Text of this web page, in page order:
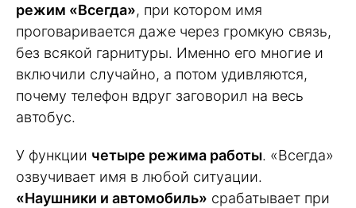
режим «Всегда», при котором имя
проговаривается даже через громкую связь,
без всякой гарнитуры. Именно его многие и
включили случайно, а потом удивляются,
почему телефон вдруг заговорил на весь
автобус.
У функции четыре режима работы. «Всегда»
озвучивает имя в любой ситуации.
«Наушники и автомобиль» срабатывает при